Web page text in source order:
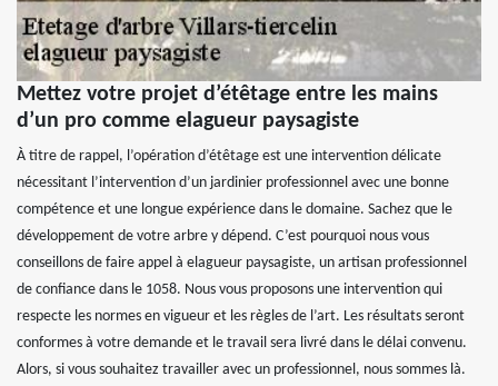
Mettez votre projet d’étêtage entre les mains
d’un pro comme elagueur paysagiste
À titre de rappel, l’opération d’étêtage est une intervention délicate
nécessitant l’intervention d’un jardinier professionnel avec une bonne
compétence et une longue expérience dans le domaine. Sachez que le
développement de votre arbre y dépend. C’est pourquoi nous vous
conseillons de faire appel à elagueur paysagiste, un artisan professionnel
de confiance dans le 1058. Nous vous proposons une intervention qui
respecte les normes en vigueur et les règles de l’art. Les résultats seront
conformes à votre demande et le travail sera livré dans le délai convenu.
Alors, si vous souhaitez travailler avec un professionnel, nous sommes là.